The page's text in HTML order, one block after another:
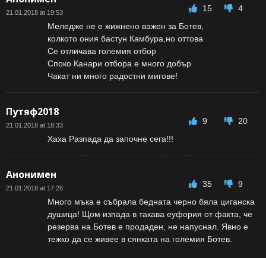
21.01.2018 at 19:53 15
4
Меледже не е жижнено важен за Ботев,
колкото ония бастун Камбура,но оттова
Се отличава големия отбор
Споко Канари отбора е много добър
Чакат ни много радостни мигове!
Путяф2018
21.01.2018 at 18:33 9
20
Хаха Разпада да започне сега!!!
Анонимен
21.01.2018 at 17:28 35
9
Много мъка е събрала бедната черно бяла циганска
душица! Щом изпада в такава еуфория от факта, че
резерва на Ботев е продаден, не напуснал. Явно е
тежко да се живее в сянката на големия Ботев.